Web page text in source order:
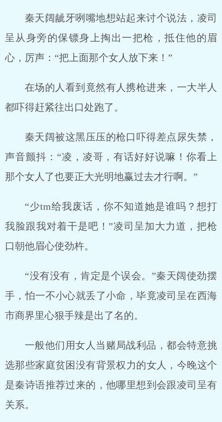
秦天阔龇牙咧嘴地想站起来讨个说法，凌司
呈从身旁的保镖身上掏出一把枪，抵住他的眉
心，厉声：“把上面那个女人放下来！”
在场的人看到竟然有人携枪进来，一大半人
都吓得赶紧往出口处跑了。
秦天阔被这黑压压的枪口吓得差点尿失禁，
声音颤抖：“凌，凌哥，有话好好说嘛！你看上
那个女人了也要正大光明地赢过去才行啊。”
“少tm给我废话，你不知道她是谁吗？想打
我脸跟我对着干是吧！”凌司呈加大力道，把枪
口朝他眉心使劲杵。
“没有没有，肯定是个误会。”秦天阔使劲摆
手，怕一不小心就丢了小命，毕竟凌司呈在西海
市商界里心狠手辣是出了名的。
一般他们用女人当赌局战利品，都会特意挑
选那些家庭贫困没有背景权力的女人，今晚这个
是秦诗语推荐过来的，他哪里想到会跟凌司呈有
关系。